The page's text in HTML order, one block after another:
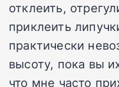
отклеить,
приклеить
практически
высоту, пока вы
что мне часто